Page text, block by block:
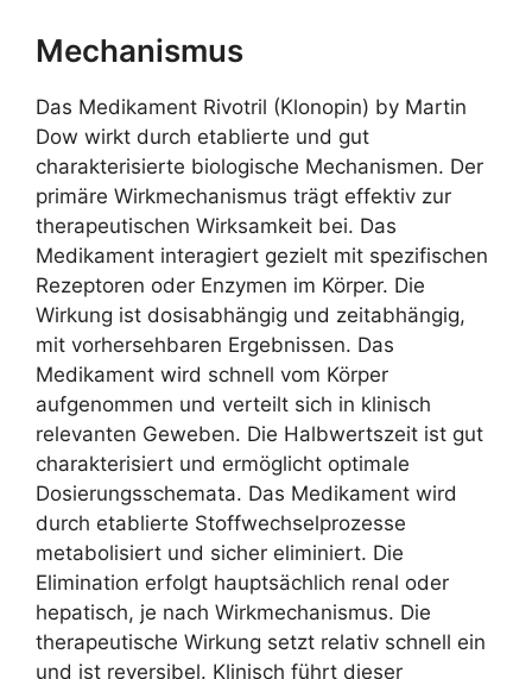
Mechanismus
Das Medikament Rivotril (Klonopin) by Martin
Dow wirkt durch etablierte und gut
charakterisierte biologische Mechanismen. Der
primäre Wirkmechanismus trägt effektiv zur
therapeutischen Wirksamkeit bei. Das
Medikament interagiert gezielt mit spezifischen
Rezeptoren oder Enzymen im Körper. Die
Wirkung ist dosisabhängig und zeitabhängig,
mit vorhersehbaren Ergebnissen. Das
Medikament wird schnell vom Körper
aufgenommen und verteilt sich in klinisch
relevanten Geweben. Die Halbwertszeit ist gut
charakterisiert und ermöglicht optimale
Dosierungsschemata. Das Medikament wird
durch etablierte Stoffwechselprozesse
metabolisiert und sicher eliminiert. Die
Elimination erfolgt hauptsächlich renal oder
hepatisch, je nach Wirkmechanismus. Die
therapeutische Wirkung setzt relativ schnell ein
und ist reversibel. Klinisch führt dieser